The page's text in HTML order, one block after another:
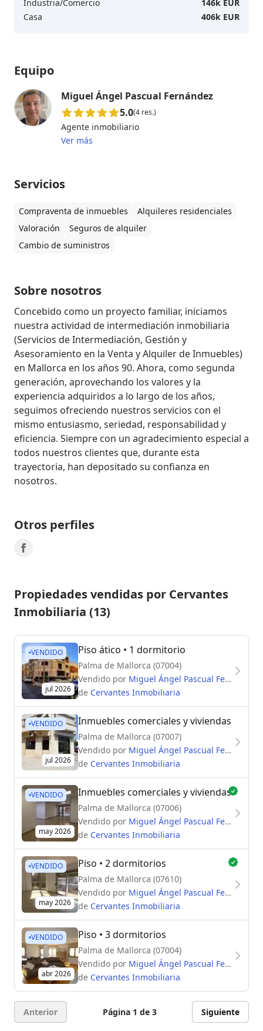
Industria/Comercio
146k EUR
Casa
406k EUR
Equipo
Miguel Ángel Pascual Fernández
5.0(4 res.)
Agente inmobiliario
Ver más
Servicios
Compraventa de inmuebles
Alquileres residenciales
Valoración
Seguros de alquiler
Cambio de suministros
Sobre nosotros
Concebido como un proyecto familiar, iniciamos
nuestra actividad de intermediación inmobiliaria
(Servicios de Intermediación, Gestión y
Asesoramiento en la Venta y Alquiler de Inmuebles)
en Mallorca en los años 90. Ahora, como segunda
generación, aprovechando los valores y la
experiencia adquiridos a lo largo de los años,
seguimos ofreciendo nuestros servicios con el
mismo entusiasmo, seriedad, responsabilidad y
eficiencia. Siempre con un agradecimiento especial a
todos nuestros clientes que, durante esta
trayectoria, han depositado su confianza en
nosotros.
Otros perfiles
Propiedades vendidas por Cervantes
Inmobiliaria (13)
VENDIDO
jul 2026
Piso ático • 1 dormitorio
Palma de Mallorca (07004)
Vendido por Miguel Ángel Pascual Fernández
de Cervantes Inmobiliaria
VENDIDO
jul 2026
Inmuebles comerciales y viviendas
Palma de Mallorca (07007)
Vendido por Miguel Ángel Pascual Fernández
de Cervantes Inmobiliaria
VENDIDO
may 2026
Inmuebles comerciales y viviendas
Palma de Mallorca (07006)
Vendido por Miguel Ángel Pascual Fernández
de Cervantes Inmobiliaria
VENDIDO
may 2026
Piso • 2 dormitorios
Palma de Mallorca (07610)
Vendido por Miguel Ángel Pascual Fernández
de Cervantes Inmobiliaria
VENDIDO
abr 2026
Piso • 3 dormitorios
Palma de Mallorca (07004)
Vendido por Miguel Ángel Pascual Fernández
de Cervantes Inmobiliaria
Anterior Página 1 de 3 Siguiente